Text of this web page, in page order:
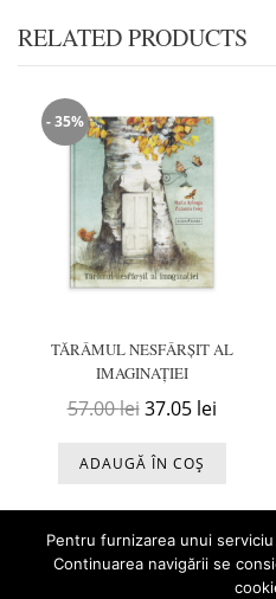
RELATED PRODUCTS
- 35%
TĂRÂMUL NESFÂRȘIT AL
IMAGINAȚIEI
57.00lei Prețul inițial a
37.05 leiPrețul
ADAUGĂ ÎN COȘ
Pentru furnizarea unui
Continuarea navigării se